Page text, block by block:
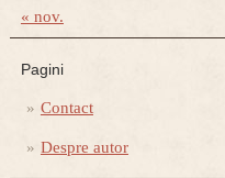
« nov.
Pagini
Contact
Despre autor